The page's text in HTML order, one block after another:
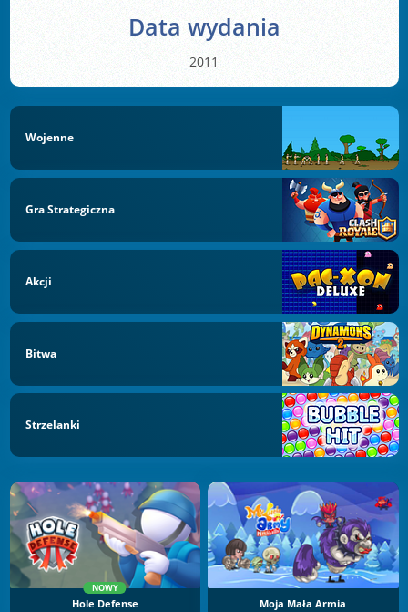
Data wydania
2011
Wojenne
Gra Strategiczna
Akcji
Bitwa
Strzelanki
NOWY
Hole Defense Moja Mała Armia